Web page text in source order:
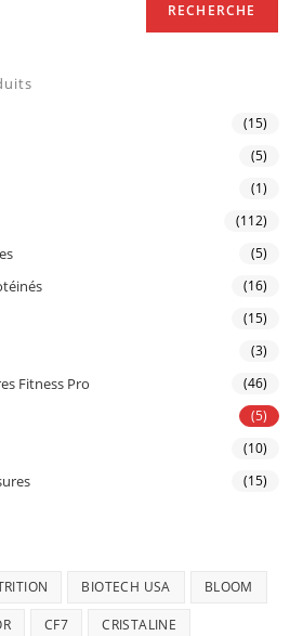
RECHERCHE
(15)
(5)
(1)
(112)
(5)
(16)
(15)
(3)
Fitness Pro (46)
(5)
(10)
(15)
BIOTECH USA BLOOM
CF7 CRISTALINE